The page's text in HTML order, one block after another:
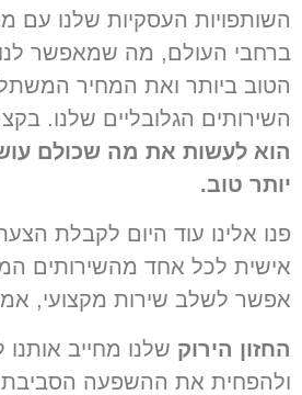
העסקיות שלנו עם
העולם, מה שמאפשר לנו
ביותר ואת המחיר המשתלם
הגלובליים שלנו.
לעשות את מה שכולם
טוב.
אלינו עוד היום לקבלת
לכל אחד מהשירותים
לשלב שירות מקצועי, אמין
הירוקשלנו מחייב אותנו
את ההשפעה